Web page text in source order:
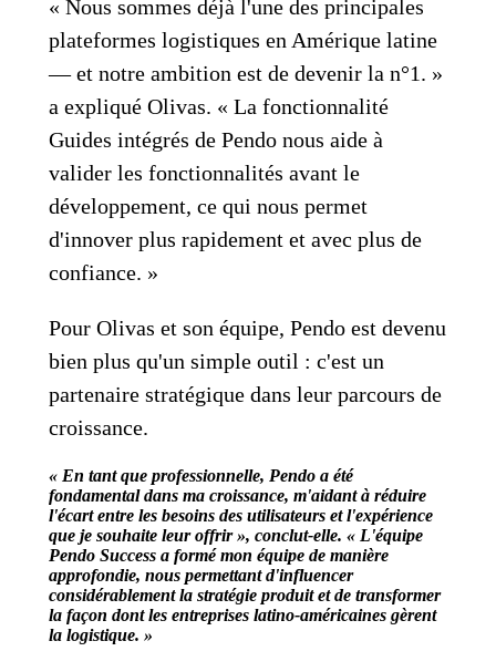
« Nous sommes déjà l'une des principales
plateformes logistiques en Amérique latine
— et notre ambition est de devenir la n°1. »
a expliqué Olivas. « La fonctionnalité
Guides intégrés de Pendo nous aide à
valider les fonctionnalités avant le
développement, ce qui nous permet
d'innover plus rapidement et avec plus de
confiance. »
Pour Olivas et son équipe, Pendo est devenu
bien plus qu'un simple outil : c'est un
partenaire stratégique dans leur parcours de
croissance.
« En tant que professionnelle, Pendo a été
fondamental dans ma croissance, m'aidant à réduire
l'écart entre les besoins des utilisateurs et l'expérience
que je souhaite leur offrir », conclut-elle. « L'équipe
Pendo Success a formé mon équipe de manière
approfondie, nous permettant d'influencer
considérablement la stratégie produit et de transformer
la façon dont les entreprises latino-américaines gèrent
la logistique. »